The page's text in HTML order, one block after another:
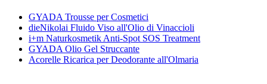
GYADA Trousse per Cosmetici
dieNikolai Fluido Viso all'Olio di Vinaccioli
i+m Naturkosmetik Anti-Spot SOS Treatment
GYADA Olio Gel Struccante
Acorelle Ricarica per Deodorante all'Olmaria